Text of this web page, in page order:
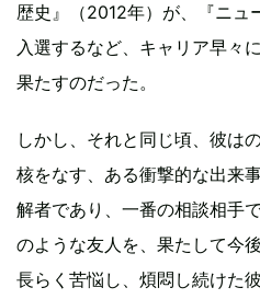
歴史』（2012年）が、『ニュ
入選するなど、キャリア早々
果たすのだった。
しかし、それと同じ頃、彼は
核をなす、ある衝撃的な出来
解者であり、一番の相談相手
のような友人を、果たして今
長らく苦悩し、煩悶し続けた